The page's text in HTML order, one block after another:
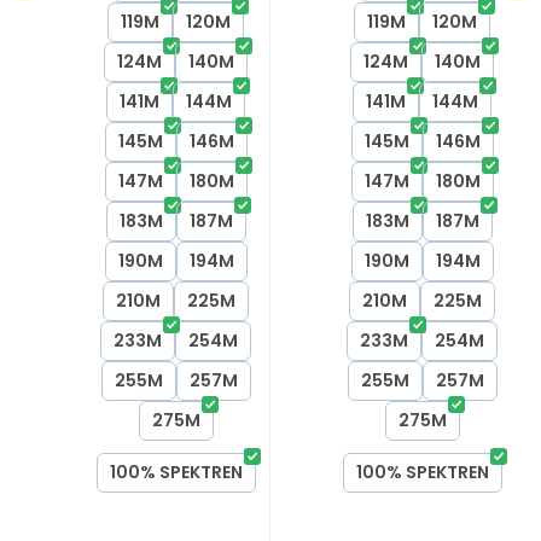
119M
120M
124M
140M
141M
144M
145M
146M
147M
180M
183M
187M
190M
194M
210M
225M
233M
254M
255M
257M
275M
100% SPEKTREN
119M
120M
124M
140M
141M
144M
145M
146M
147M
180M
183M
187M
190M
194M
210M
225M
233M
254M
255M
257M
275M
100% SPEKTREN